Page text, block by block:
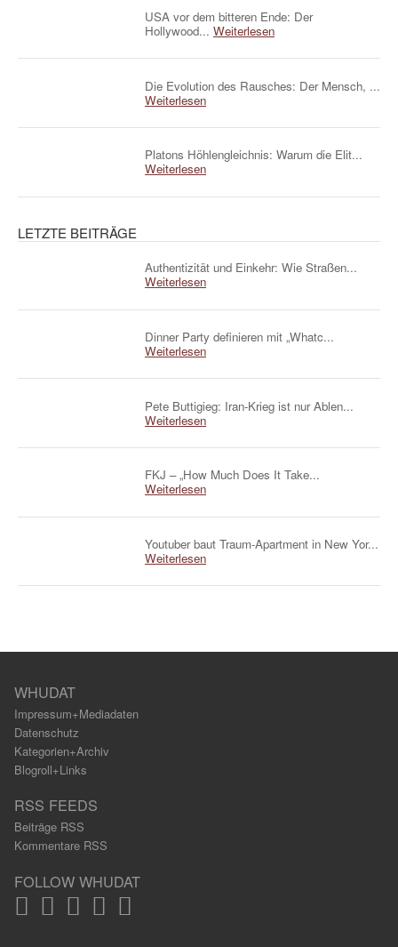
USA vor dem bitteren Ende: Der
Hollywood... Weiterlesen
Die Evolution des Rausches: Der Mensch, ...
Weiterlesen
Platons Höhlengleichnis: Warum die Elit...
Weiterlesen
LETZTE BEITRÄGE
Authentizität und Einkehr: Wie Straßen...
Weiterlesen
Dinner Party definieren mit „Whatc...
Weiterlesen
Pete Buttigieg: Iran-Krieg ist nur Ablen...
Weiterlesen
FKJ – „How Much Does It Take...
Weiterlesen
Youtuber baut Traum-Apartment in New Yor...
Weiterlesen
WHUDAT
Impressum+Mediadaten
Datenschutz
Kategorien+Archiv
Blogroll+Links
RSS FEEDS
Beiträge RSS
Kommentare RSS
FOLLOW WHUDAT